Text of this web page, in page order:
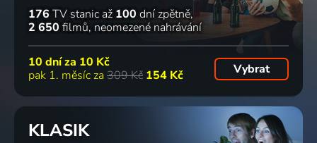
176 TV stanic až 100 dní zpětně
2 650 filmů neomezené nahrávání
10 dní za 10 Kč
pak 1. měsíc za 309 Kč 154 Kč Vybrat
KLASIK